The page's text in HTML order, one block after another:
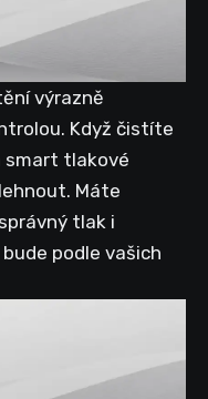
výrazně
Když čistíte
smart tlakové
Máte
tlak i
podle vašich